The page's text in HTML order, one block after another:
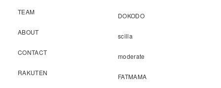
TEAM
ABOUT
CONTACT
RAKUTEN
DOKODO
scilla
moderate
FATMAMA